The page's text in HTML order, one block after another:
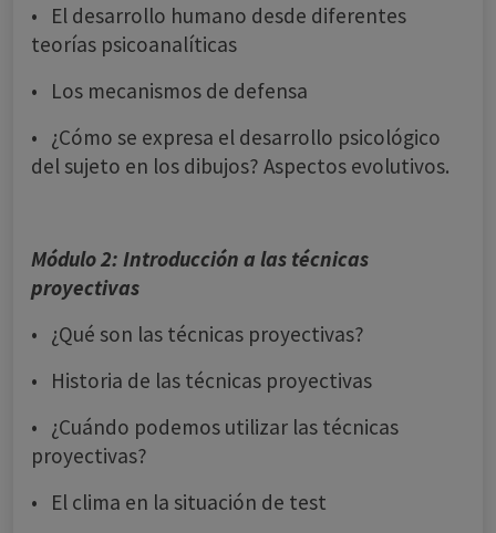
• El desarrollo humano desde diferentes
teorías psicoanalíticas
• Los mecanismos de defensa
• ¿Cómo se expresa el desarrollo psicológico
del sujeto en los dibujos? Aspectos evolutivos.
Módulo 2: Introducción a las técnicas
proyectivas
• ¿Qué son las técnicas proyectivas?
• Historia de las técnicas proyectivas
• ¿Cuándo podemos utilizar las técnicas
proyectivas?
• El clima en la situación de test